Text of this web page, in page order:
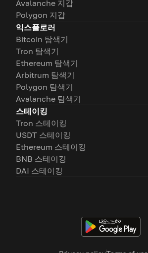
Avalanche 지갑
Polygon 지갑
익스플로러
Bitcoin 탐색기
Tron 탐색기
Ethereum 탐색기
Arbitrum 탐색기
Polygon 탐색기
Avalanche 탐색기
스테이킹
Tron 스테이킹
USDT 스테이킹
Ethereum 스테이킹
BNB 스테이킹
DAI 스테이킹